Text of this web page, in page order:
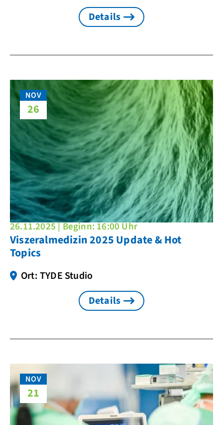
Details
NOV
26
26.11.2025 | Beginn: 16:00 Uhr
Viszeralmedizin 2025 Update & Hot
Topics
Ort: TYDE Studio
Details
NOV
21